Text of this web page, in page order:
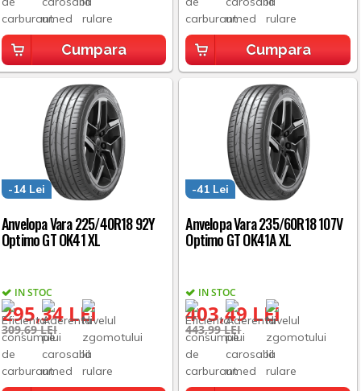
Cumpara Cumpara
Anvelopa Vara 225/40R18 92Y
Optimo GT OK41 XL
IN STOC
295,34 LEI
-14 Lei
309,69 LEI
Anvelopa Vara 235/60R18 107V
Optimo GT OK41A XL
IN STOC
403,49 LEI
-41 Lei
443,99 LEI